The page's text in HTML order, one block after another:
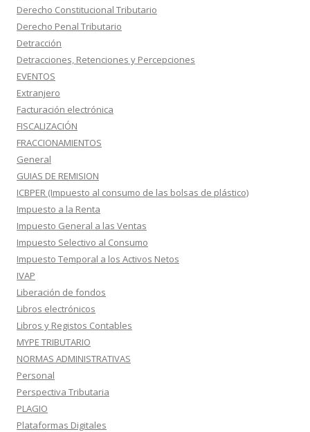
Derecho Constitucional Tributario
Derecho Penal Tributario
Detracción
Detracciones, Retenciones y Percepciones
EVENTOS
Extranjero
Facturación electrónica
FISCALIZACIÓN
FRACCIONAMIENTOS
General
GUIAS DE REMISION
ICBPER (Impuesto al consumo de las bolsas de plástico)
Impuesto a la Renta
Impuesto General a las Ventas
Impuesto Selectivo al Consumo
Impuesto Temporal a los Activos Netos
IVAP
Liberación de fondos
Libros electrónicos
Libros y Registos Contables
MYPE TRIBUTARIO
NORMAS ADMINISTRATIVAS
Personal
Perspectiva Tributaria
PLAGIO
Plataformas Digitales